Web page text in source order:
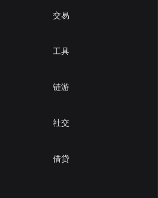
交易
工具
链游
社交
借贷